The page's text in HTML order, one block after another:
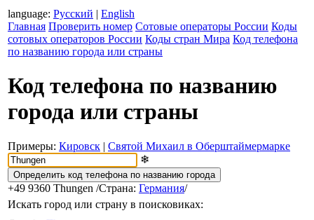
language: Русский | English
Главная Проверить номер Сотовые операторы России Коды
сотовых операторов России Коды стран Мира Код телефона
по названию города или страны
Код телефона по названию
города или страны
Примеры: Кировск | Святой Михаил в Оберштаймермарке
❄
+49 9360 Thungen /Страна: Германия/
Искать город или страну в поисковиках: